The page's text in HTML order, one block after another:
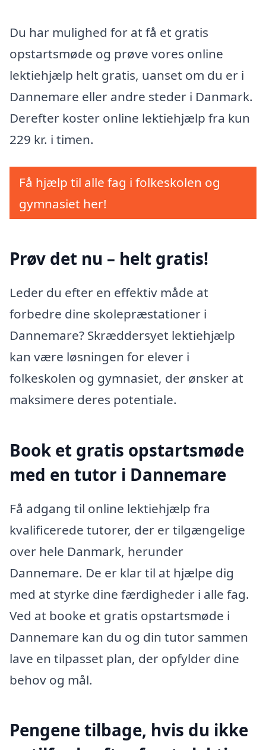
Du har mulighed for at få et gratis
opstartsmøde og prøve vores online
lektiehjælp helt gratis, uanset om du er i
Dannemare eller andre steder i Danmark.
Derefter koster online lektiehjælp fra kun
229 kr. i timen.
Få hjælp til alle fag i folkeskolen og
gymnasiet her!
Prøv det nu – helt gratis!
Leder du efter en effektiv måde at
forbedre dine skolepræstationer i
Dannemare? Skræddersyet lektiehjælp
kan være løsningen for elever i
folkeskolen og gymnasiet, der ønsker at
maksimere deres potentiale.
Book et gratis opstartsmøde
med en tutor i Dannemare
Få adgang til online lektiehjælp fra
kvalificerede tutorer, der er tilgængelige
over hele Danmark, herunder
Dannemare. De er klar til at hjælpe dig
med at styrke dine færdigheder i alle fag.
Ved at booke et gratis opstartsmøde i
Dannemare kan du og din tutor sammen
lave en tilpasset plan, der opfylder dine
behov og mål.
Pengene tilbage, hvis du ikke